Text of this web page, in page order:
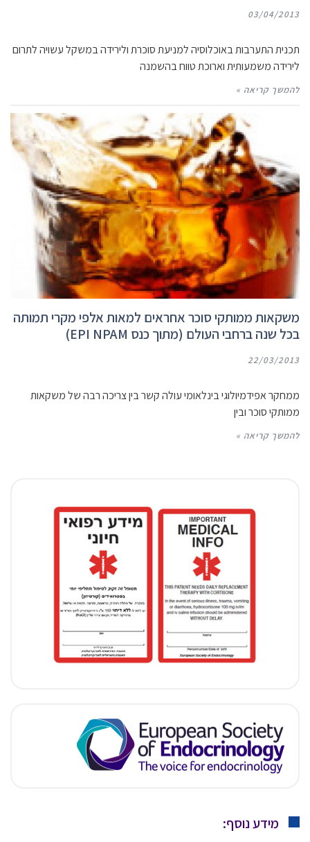
03/04/2013
תכנית התערבות באוכלוסיה למניעת סוכרת ולירידה במשקל עשויה לתרום
לירידה משמעותית וארוכת טווח בהשמנה
להמשך קריאה »
משקאות ממותקי סוכר אחראים למאות אלפי מקרי תמותה
בכל שנה ברחבי העולם (מתוך כנס EPI NPAM)
22/03/2013
ממחקר אפידמיולוגי בינלאומי עולה קשר בין צריכה רבה של משקאות
ממותקי סוכר ובין
להמשך קריאה »
מידע נוסף: